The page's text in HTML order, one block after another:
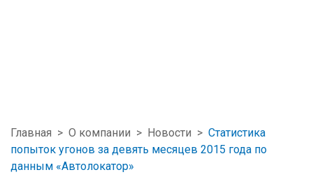
Главная > О компании > Новости > Статистика
попыток угонов за девять месяцев 2015 года по
данным «Автолокатор»